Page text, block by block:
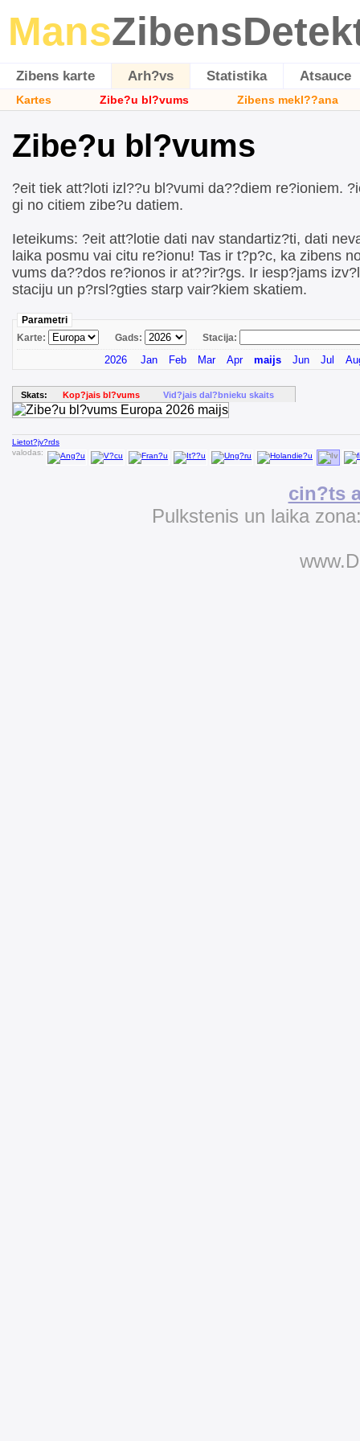
Mans
Zibens karte Arh?vs Statistika Atsauce
Kartes Zibe?u bl?vums Zibens mekl??ana
Zibe?u bl?vums
?eit tiek att?loti izl??u bl?vumi da??diem re?ioniem.
gi no citiem zibe?u datiem.
Ieteikums: ?eit att?lotie dati nav standartiz?ti, dati
laika posmu vai citu re?ionu! Tas ir t?p?c, ka zibens
vums da??dos re?ionos ir at??ir?gs. Ir iesp?jams
staciju un p?rsl?gties starp vair?kiem skatiem.
Parametri
Karte:
Gads: Stacija:
2026 Jan Feb Mar Apr maijs Jun Jul
Skats: Kop?jais bl?vums Vid?jais dal?bnieku skaits
Lietot?jv?rds
valodas:
cin?ts
Pulkstenis un laika